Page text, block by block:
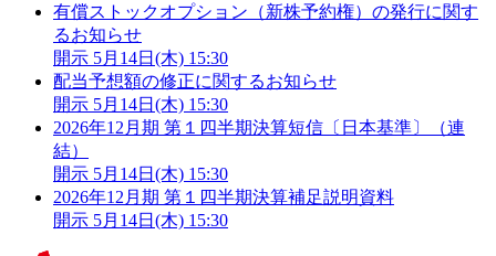
有償ストックオプション（新株予約権）の発行に関す
るお知らせ
開示 5月14日(木) 15:30
配当予想額の修正に関するお知らせ
開示 5月14日(木) 15:30
2026年12月期 第１四半期決算短信〔日本基準〕（連
結）
開示 5月14日(木) 15:30
2026年12月期 第１四半期決算補足説明資料
開示 5月14日(木) 15:30